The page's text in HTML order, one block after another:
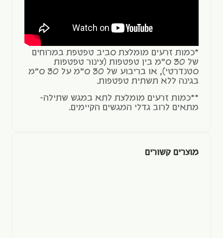
*כמות זרעים מומלצת סביב טפטפת במרוחים
של 30 ס"מ בין טפטפות (צינור טפטפות
סטנדרטי), או בריבוע של 30 ס"מ על 30 ס"מ
בגינה ללא תשתית טפטפות.
**כמות זרעים מומלצת לתא במגש שתילה-
מתאים לרוב גדלי המגשים הקיימים.
מוצרים קשורים